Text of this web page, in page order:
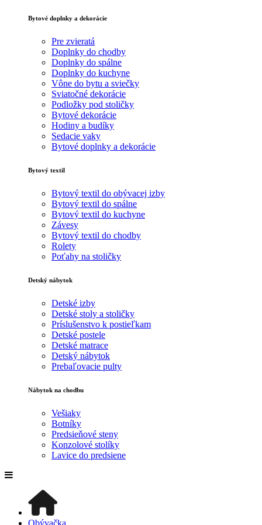
Bytové doplnky a dekorácie
Pre zvieratá
Doplnky do chodby
Doplnky do spálne
Doplnky do kuchyne
Vône do bytu a sviečky
Sviatočné dekorácie
Podložky pod stoličky
Bytové dekorácie
Hodiny a budíky
Sedacie vaky
Bytové doplnky a dekorácie
Bytový textil
Bytový textil do obývacej izby
Bytový textil do spálne
Bytový textil do kuchyne
Závesy
Bytový textil do chodby
Rolety
Poťahy na stoličky
Detský nábytok
Detské izby
Detské stoly a stoličky
Príslušenstvo k postieľkam
Detské postele
Detské matrace
Detský nábytok
Prebaľovacie pulty
Nábytok na chodbu
Vešiaky
Botníky
Predsieňové steny
Konzolové stolíky
Lavice do predsiene
Obývačka